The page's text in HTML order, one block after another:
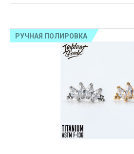
РУЧНАЯ ПОЛИРОВКА